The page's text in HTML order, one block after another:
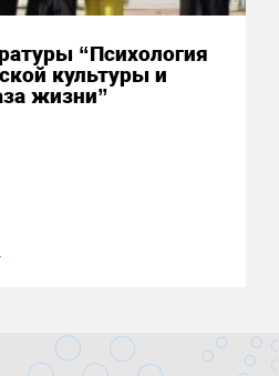
“Психология
культуры и
жизни”